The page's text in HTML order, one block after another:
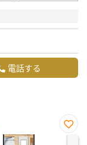
電話する
お気